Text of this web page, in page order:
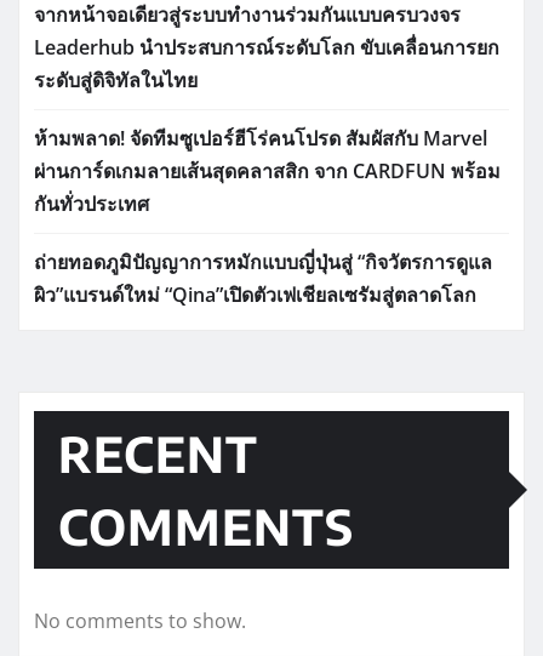
จากหน้าจอเดียวสู่ระบบทำงานร่วมกันแบบครบวงจร
Leaderhub นำประสบการณ์ระดับโลก ขับเคลื่อนการยก
ระดับสู่ดิจิทัลในไทย
ห้ามพลาด! จัดทีมซูเปอร์ฮีโร่คนโปรด สัมผัสกับ Marvel
ผ่านการ์ดเกมลายเส้นสุดคลาสสิก จาก CARDFUN พร้อม
กันทั่วประเทศ
ถ่ายทอดภูมิปัญญาการหมักแบบญี่ปุ่นสู่ “กิจวัตรการดูแล
ผิว”แบรนด์ใหม่ “Qina”เปิดตัวเฟเชียลเซรัมสู่ตลาดโลก
RECENT
COMMENTS
No comments to show.